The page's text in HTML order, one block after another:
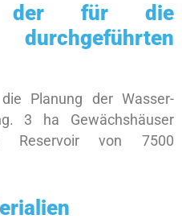
der für die
Planung der Wasser-
3 ha Gewächshäuser
Reservoir von 7500